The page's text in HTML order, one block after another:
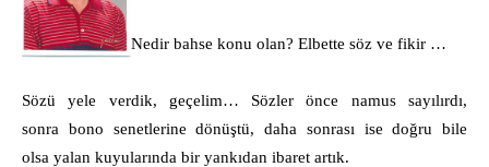
Nedir bahse konu olan? Elbette söz ve fikir …
Sözü yele verdik, geçelim… Sözler önce namus sayılırdı,
sonra bono senetlerine dönüştü, daha sonrası ise doğru bile
olsa yalan kuyularında bir yankıdan ibaret artık.